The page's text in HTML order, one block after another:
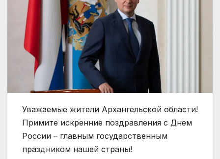
Уважаемые жители Архангельской области!
Примите искренние поздравления с Днем
России – главным государственным
праздником нашей страны!